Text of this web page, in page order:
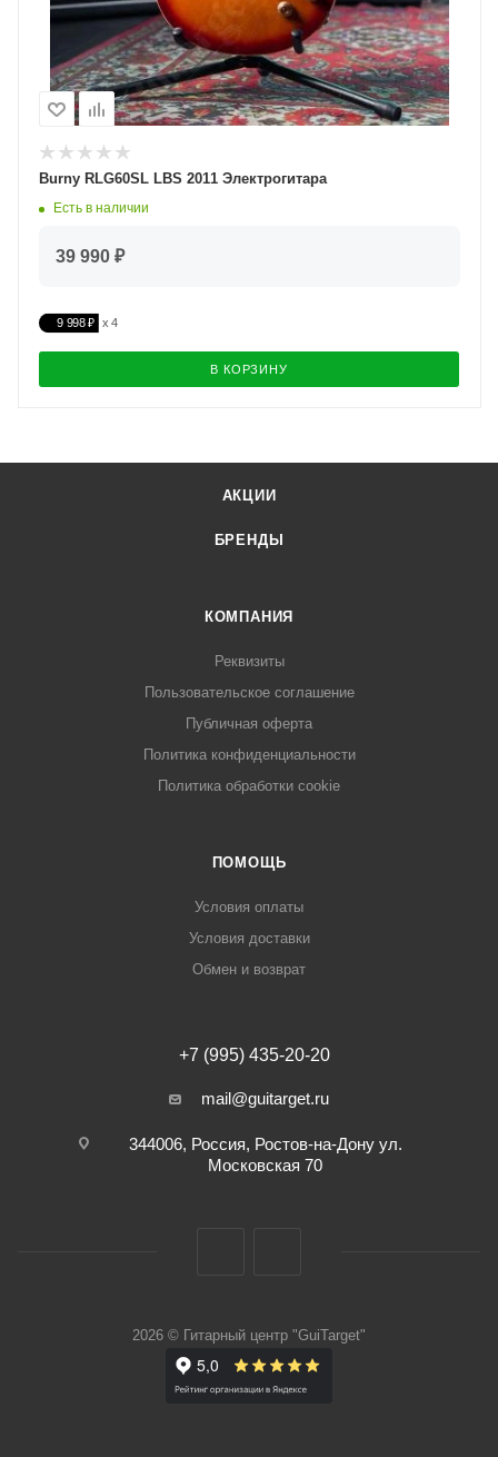
Burny RLG60SL LBS 2011 Электрогитара
Есть в наличии
39 990 ₽
9 998 ₽
В КОРЗИНУ
АКЦИИ
БРЕНДЫ
КОМПАНИЯ
Реквизиты
Пользовательское соглашение
Публичная оферта
Политика конфиденциальности
Политика обработки cookie
ПОМОЩЬ
Условия оплаты
Условия доставки
Обмен и возврат
+7 (995) 435-20-20
mail@guitarget.ru
344006, Россия, Ростов-на-Дону ул.
Московская 70
2026 © Гитарный центр "GuiTarget"